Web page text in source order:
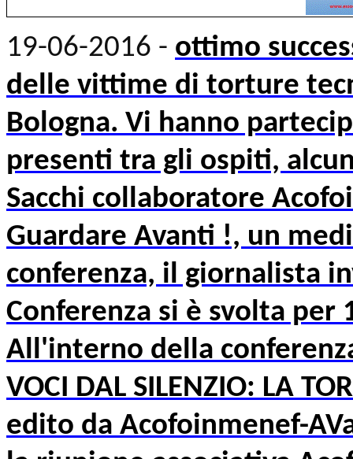
19-06-2016 - ottimo
delle vittime di torture
Bologna. Vi hanno
presenti tra gli ospiti,
Sacchi collaboratore
Guardare Avanti !, un
conferenza, il giornalista
Conferenza si è svolta
All'interno della
VOCI DAL SILENZIO: LA
edito da Acofoinmenef-